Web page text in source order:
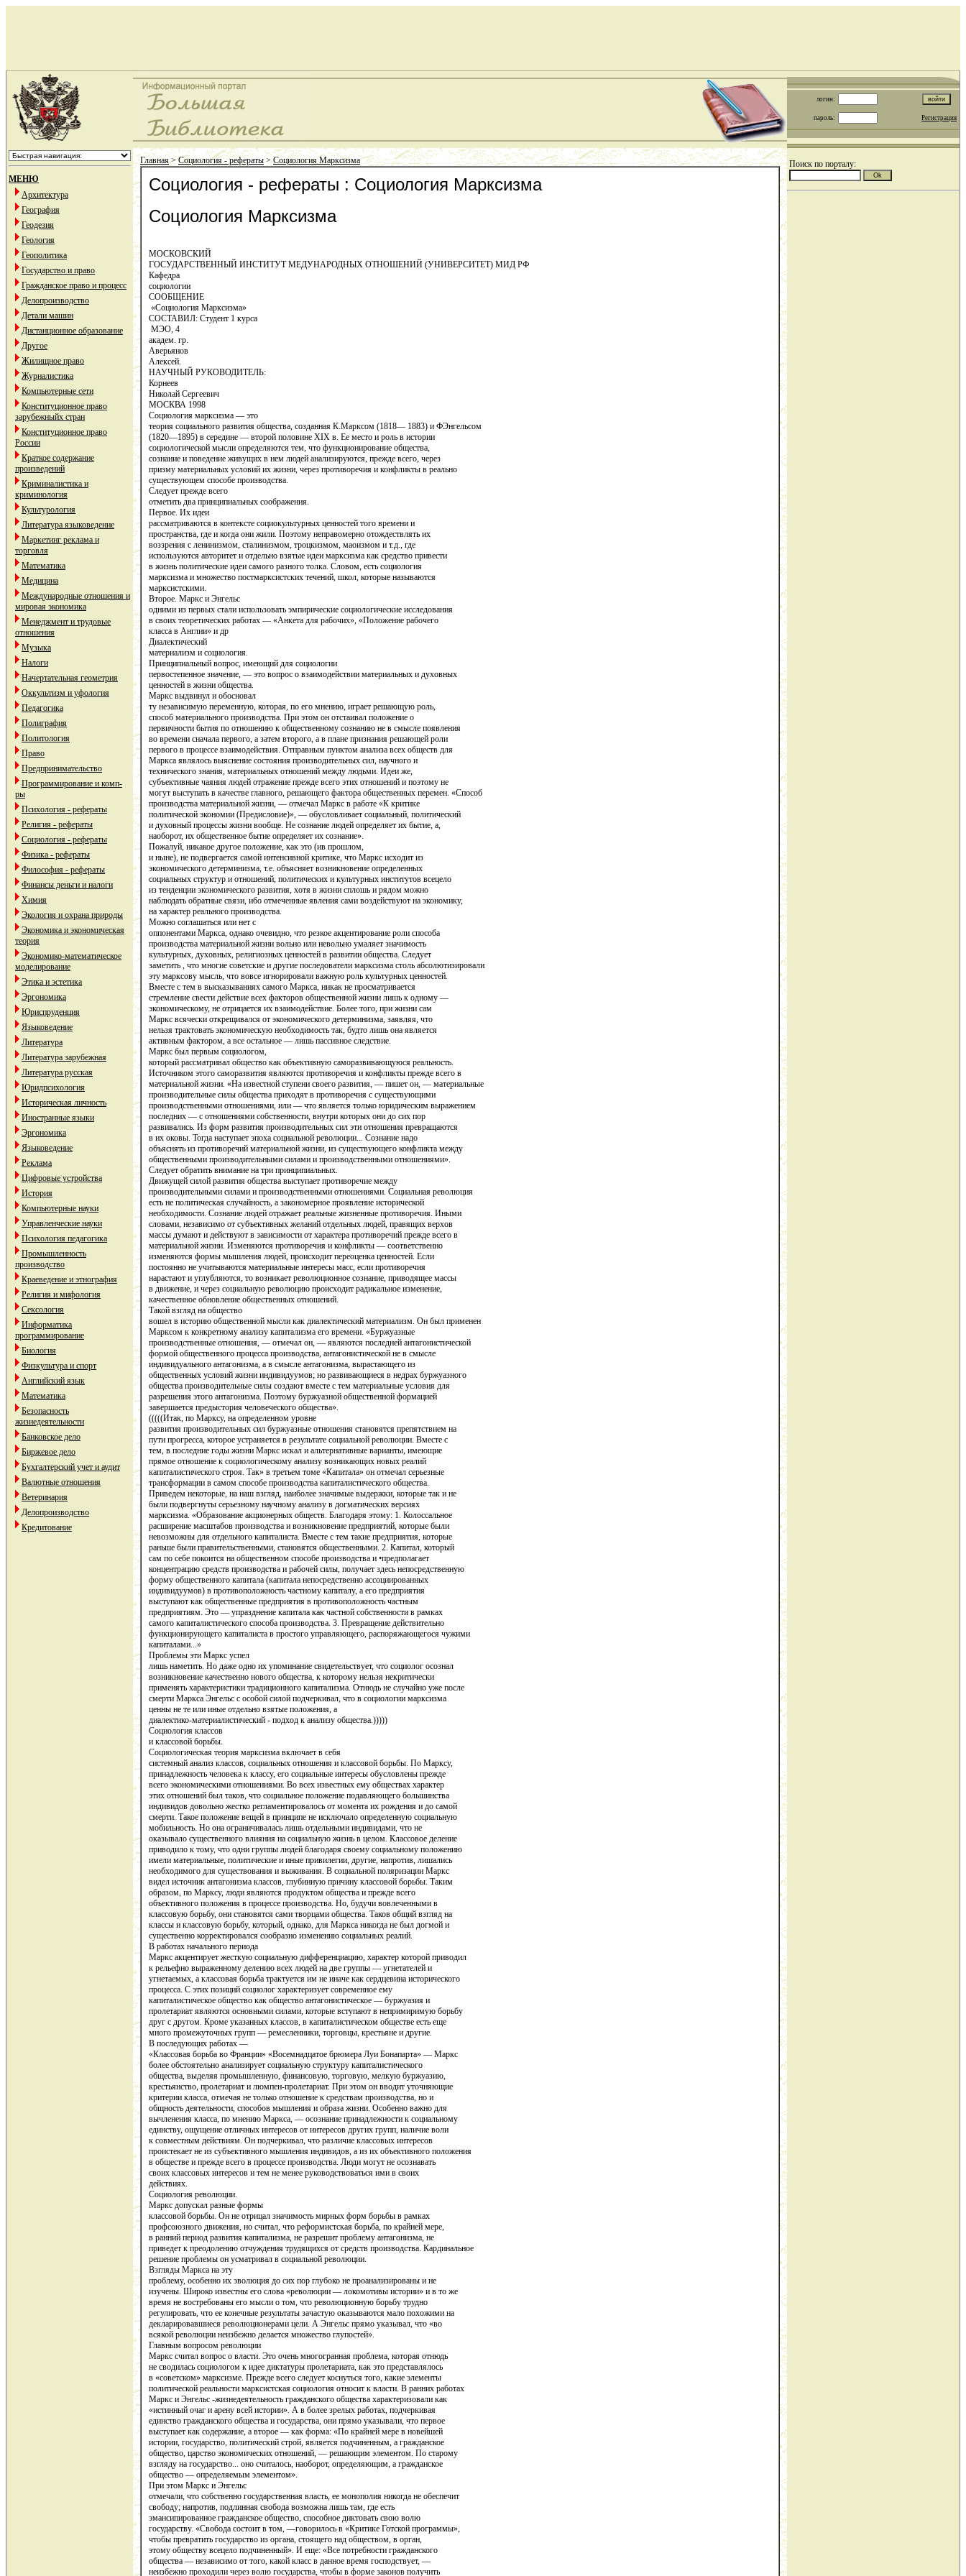
логин:
пароль: Регистрация
МЕНЮ
Архитектура
География
Геодезия
Геология
Геополитика
Государство и право
Гражданское право и процесс
Делопроизводство
Детали машин
Дистанционное образование
Другое
Жилищное право
Журналистика
Компьютерные сети
Конституционное право
зарубежныйх стран
Конституционное право
России
Краткое содержание
произведений
Криминалистика и
криминология
Культурология
Литература языковедение
Маркетинг реклама и
торговля
Математика
Медицина
Международные отношения и
мировая экономика
Менеджмент и трудовые
отношения
Музыка
Налоги
Начертательная геометрия
Оккультизм и уфология
Педагогика
Полиграфия
Политология
Право
Предпринимательство
Программирование и комп-
ры
Психология - рефераты
Религия - рефераты
Социология - рефераты
Физика - рефераты
Философия - рефераты
Финансы деньги и налоги
Химия
Экология и охрана природы
Экономика и экономическая
теория
Экономико-математическое
моделирование
Этика и эстетика
Эргономика
Юриспруденция
Языковедение
Литература
Литература зарубежная
Литература русская
Юридпсихология
Историческая личность
Иностранные языки
Эргономика
Языковедение
Реклама
Цифровые устройства
История
Компьютерные науки
Управленческие науки
Психология педагогика
Промышленность
производство
Краеведение и этнография
Религия и мифология
Сексология
Информатика
программирование
Биология
Физкультура и спорт
Английский язык
Математика
Безопасность
жизнедеятельности
Банковское дело
Биржевое дело
Бухгалтерский учет и аудит
Валютные отношения
Ветеринария
Делопроизводство
Кредитование
Главная>Социология - рефераты>Социология Марксизма
Социология - рефераты : Социология Марксизма
Социология Марксизма
МОСКОВСКИЙ
ГОСУДАРСТВЕННЫЙ ИНСТИТУТ МЕДУНАРОДНЫХ ОТНОШЕНИЙ (УНИВЕРСИТЕТ) МИД РФ
Кафедра
социологии
СООБЩЕНИЕ
«Социология Марксизма»
СОСТАВИЛ: Студент 1 курса
МЭО, 4
академ. гр.
Аверьянов
Алексей.
НАУЧНЫЙ РУКОВОДИТЕЛЬ:
Корнеев
Николай Сергеевич
МОСКВА 1998
Социология марксизма — это
теория социаль­ного развития общества, созданная К.Марксом (1818— 1883) и ФЭнгельсом
(1820—1895) в середине — второй по­ловине XIX в. Ее место и роль в истории
социологической мысли определяются тем, что функционирование обще­ства,
сознание и поведение живущих в нем людей анализируются, прежде всего, через
призму материальных усло­вий их жизни, через противоречия и конфликты в реально
существующем способе производства.
Следует прежде всего
отметить два принципиаль­ных соображения.
Первое. Их идеи
рассматриваются в контексте социокультурных ценностей того времени и
пространства, где и когда они жили. Поэтому неправомерно отождествлять их
воззрения с ленинизмом, сталинизмом, троцкизмом, маоизмом и т.д., где
используются авторитет и отдельно взя­тые идеи марксизма как средство привести
в жизнь полити­ческие идеи самого разного толка. Словом, есть социология
марксизма и множество постмарксистских течений, школ, которые называются
марксистскими.
Второе. Маркс и Энгельс
одними из первых стали ис­пользовать эмпирические социологические исследования
в своих теоретических работах — «Анкета для рабочих», «Положение рабочего
класса в Англии» и др
Диалектический
материализм и социология.
Принципиальный вопрос, имеющий для социологии
первостепенное значение, — это вопрос о взаимодействии материальных и духовных
ценностей в жизни общества.
Маркс выдвинул и обосновал
ту незави­симую переменную, которая, по его мнению, играет реша­ющую роль,
способ материального производства. При этом он отстаивал положение о
первичности бытия по от­ношению к общественному сознанию не в смысле появле­ния
во времени сначала первого, а затем второго, а в пла­не признания решающей роли
первого в процессе взаимо­действия. Отправным пунктом анализа всех обществ для
Маркса являлось выяснение состояния производительных сил, научного и
технического знания, материальных отно­шений между людьми. Идеи же,
субъективные чаяния лю­дей отражение прежде всего этих отношений и поэтому не
могут выступать в качестве главного, решающего фак­тора общественных перемен. «Способ
производства мате­риальной жизни, — отмечал Маркс в работе «К критике
политической экономии (Предисловие)», — обусловлива­ет социальный, политический
и духовный процессы жиз­ни вообще. Не сознание людей определяет их бытие, а,
наоборот, их общественное бытие определяет их созна­ние».
Пожалуй, никакое другое положение, как это (ив про­шлом,
и ныне), не подвергается самой интенсивной крити­ке, что Маркс исходит из
экономического детерминизма, т.е. объясняет возникновение определенных
социальных структур и отношений, политических и культурных инс­титутов всецело
из тенденции экономического развития, хотя в жизни сплошь и рядом можно
наблюдать обратные связи, ибо отмеченные явления сами воздействуют на эко­номику,
на характер реального производства.
Можно соглашаться или нет с
оппонентами Маркса, од­нако очевидно, что резкое акцентирование роли способа
производства материальной жизни вольно или невольно умаляет значимость
культурных, духовных, религиозных ценностей в развитии общества. Следует
заметить , что многие со­ветские и другие последователи марксизма столь абсолю­тизировали
эту марксову мысль, что вовсе игнорировали важную роль культурных ценностей.
Вместе с тем в высказываниях самого Маркса, никак не про­сматривается
стремление свести действие всех факторов общественной жизни лишь к одному —
экономическому, не отрицается их взаимодействие. Более того, при жизни сам
Маркс всячески открещивался от экономического де­терминизма, заявляя, что
нельзя трактовать экономиче­скую необходимость так, будто лишь она является
актив­ным фактором, а все остальное — лишь пассивное следст­вие.
Маркс был первым социологом,
который рассматривал общество как объективную саморазвивающуюся реальность.
Источником этого саморазвития являются противо­речия и конфликты прежде всего в
материальной жизни. «На известной ступени своего развития, — пишет он, — ма­териальные
производительные силы общества приходят в противоречия с существующими
производственными от­ношениями, или — что является только юридическим вы­ражением
последних — с отношениями собственности, внутри которых они до сих пор
развивались. Из форм раз­вития производительных сил эти отношения превращают­ся
в их оковы. Тогда наступает эпоха социальной револю­ции... Сознание надо
объяснять из противоречий матери­альной жизни, из существующего конфликта между
обще­ственными производительными силами и производствен­ными отношениями».
Следует обратить внимание на три принципиальных.
Движущей силой развития общества вы­ступает противоречие между
производительными сила­ми и производственными отношениями. Социальная ре­волюция
есть не политическая случайность, а зако­номерное проявление исторической
необходимости. Со­знание людей отражает реальные жизненные противо­речия. Иными
словами, независимо от субъективных же­ланий отдельных людей, правящих верхов
массы думают и действуют в зависимости от характера противоречий прежде всего в
материальной жизни. Изменяются проти­воречия и конфликты — соответственно
изменяются фор­мы мышления людей, происходит переоценка ценностей. Если
постоянно не учитываются материальные интересы масс, если противоречия
нарастают и углубляются, то воз­никает революционное сознание, приводящее массы
в движение, и через социальную революцию происходит ра­дикальное изменение,
качественное обновление обще­ственных отношений.
Такой взгляд на общество
вошел в историю обществен­ной мысли как диалектический материализм. Он был при­менен
Марксом к конкретному анализу капитализма его времени. «Буржуазные
производственные отно­шения, — отмечал он, — являются последней антагонисти­ческой
формой общественного процесса производства, анта­гонистической не в смысле
индивидуального антагонизма, а в смысле антагонизма, вырастающего из
общественных ус­ловий жизни индивидуумов; но развивающиеся в недрах буржуазного
общества производительные силы создают вместе с тем материальные условия для
разрешения этого антагонизма. Поэтому буржуазной общественной форма­цией
завершается предыстория человеческого общества».
(((((Итак, по Марксу, на определенном уровне
развития производительных сил буржуазные отношения становятся препятствием на
пути прогресса, которое устраняется в результате социальной революции. Вместе с
тем, в по­следние годы жизни Маркс искал и альтернативные вари­анты, имеющие
прямое отношение к социологическому анализу возникающих новых реалий
капиталистического строя. Так» в третьем томе «Капитала» он отмечал серьез­ные
трансформации в самом способе производства капита­листического общества.
Приведем некоторые, на наш взгляд, наиболее значимые выдержки, которые так и не
были подвергнуты серьезному научному анализу в догма­тических версиях
марксизма. «Образование акционерных обществ. Благодаря этому: 1. Колоссальное
расширение масштабов производства и возникновение предприятий, которые были
невозможны для отдельного капиталиста. Вместе с тем такие предприятия, которые
раньше были правительственными, становятся общественными. 2. Ка­питал, который
сам по себе покоится на общественном способе производства и •предполагает
концентрацию средств производства и рабочей силы, получает здесь не­посредственную
форму общественного капитала (капита­ла непосредственно ассоциированных
индивидуумов) в противоположность частному капиталу, а его предприя­тия
выступают как общественные предприятия в противо­положность частным
предприятиям. Это — упразднение капитала как частной собственности в рамках
самого ка­питалистического способа производства. 3. Превращение действительно
функционирующего капиталиста в простого управляющего, распоряжающегося чужими
капиталами...»
Проблемы эти Маркс успел
лишь наметить. Но даже одно их упоминание свидетельствует, что социолог осоз­нал
возникновение качественно нового общества, к кото­рому нельзя некритически
применять характеристики традиционного капитализма. Отнюдь не случайно уже по­сле
смерти Маркса Энгельс с особой силой подчеркивал, что в социологии марксизма
ценны не те или иные отдель­но взятые положения, а
диалектико-материалистический - подход к анализу общества.)))))
Социология классов
и классовой борьбы.
Социологическая теория марксизма включает в себя
системный анализ классов, социальных отношения и классовой борьбы. По Марксу,
принадлежность человека к классу, его социальные интересы обусловлены прежде
всего экономическими отношениями. Во всех из­вестных ему обществах характер
этих отношений был та­ков, что социальное положение подавляющего большинст­ва
индивидов довольно жестко регламентировалось от мо­мента их рождения и до самой
смерти. Такое положение вещей в принципе не исключало определенную социаль­ную
мобильность. Но она ограничивалась лишь отдельны­ми индивидами, что не
оказывало существенного влияния на социальную жизнь в целом. Классовое деление
приво­дило к тому, что одни группы людей благодаря своему со­циальному положению
имели материальные, политиче­ские и иные привилегии, другие, напротив, лишались
не­обходимого для существования и выживания. В социаль­ной поляризации Маркс
видел источник антагонизма классов, глубинную причину классовой борьбы. Таким
об­разом, по Марксу, люди являются продуктом общества и прежде всего
объективного положения в процессе произ­водства. Но, будучи вовлеченными в
классовую борьбу, они становятся сами творцами общества. Таков общий взгляд на
классы и классовую борьбу, который, однако, для Маркса никогда не был догмой и
существенно коррек­тировался сообразно изменению социальных реалий.
В работах начального периода
Маркс акцентирует жест­кую социальную дифференциацию, характер которой приводил
к рельефно выраженному делению всех людей на две группы — угнетателей и
угнетаемых, а классовая борьба трактуется им не иначе как сердцевина историче­ского
процесса. С этих позиций социолог характеризует современное ему
капиталистическое общество как обще­ство антагонистическое — буржуазия и
пролетариат явля­ются основными силами, которые вступают в непримири­мую борьбу
друг с другом. Кроме указанных классов, в ка­питалистическом обществе есть еще
много промежуточных групп — ремесленники, торговцы, крестьяне и другие.
В последующих работах —
«Классовая борьба во Фран­ции» «Восемнадцатое брюмера Луи Бонапарта» — Маркс
более обстоятельно анализирует социальную структуру капиталистического
общества, выделяя промышленную, финансовую, торговую, мелкую буржуазию,
крестьянст­во, пролетариат и люмпен-пролетариат. При этом он вво­дит уточняющие
критерии класса, отмечая не только от­ношение к средствам производства, но и
общность дея­тельности, способов мышления и образа жизни. Особенно важно для
вычленения класса, по мнению Маркса, — осознание принадлежности к социальному
единству, ощу­щение отличных интересов от интересов других групп, на­личие воли
к совместным действиям. Он подчеркивал, что различие классовых интересов
проистекает не из субъек­тивного мышления индивидов, а из их объективного поло­жения
в обществе и прежде всего в процессе производства. Люди могут не осознавать
своих классовых интересов и тем не менее руководствоваться ими в своих
действиях.
Социология революции.
Маркс допускал разные формы
классовой борьбы. Он не отрицал значимость мирных форм борьбы в рамках
профсоюзного движе­ния, но считал, что реформистская борьба, по крайней ме­ре,
в ранний период развития капитализма, не разрешит проблему антагонизма, не
приведет к преодолению от­чуждения трудящихся от средств производства. Карди­нальное
решение проблемы он усматривал в социальной революции.
Взгляды Маркса на эту
проблему, особенно их эволю­ция до сих пор глубоко не проанализированы и не
изуче­ны. Широко известны его слова «революции — локомотивы истории» и в то же
время не востребованы его мысли о том, что революционную борьбу трудно
регулировать, что ее конечные результаты зачастую оказываются мало по­хожими на
декларировавшиеся революционерами цели. А Энгельс прямо указывал, что «во
всякой революции неиз­бежно делается множество глупостей».
Главным вопросом революции
Маркс считал вопрос о власти. Это очень многогранная проблема, которая от­нюдь
не сводилась социологом к идее диктатуры пролета­риата, как это представлялось
в «советском» марксизме. Прежде всего следует коснуться того, какие элементы
политиче­ской реальности марксистская социология относит к вла­сти. В ранних ра­ботах
Маркс и Энгельс -жизнедеятельность гражданского общества характеризовали как
«истинный очаг и арену всей истории». А в более зрелых работах, подчеркивая
единство гражданского общества и государства, они прямо указывали, что первое
выступает как содержание, а вто­рое — как форма: «По крайней мере в новейшей
истории, государство, политический строй, является подчиненным, а гражданское
общество, царство экономических отноше­ний, — решающим элементом. По старому
взгляду на го­сударство... оно считалось, наоборот, определяющим, а гражданское
общество — определяемым элементом».
При этом Маркс и Энгельс
отмечали, что собственно государственная власть, ее монополия никогда не обеспе­чит
свободу; напротив, подлинная свобода возможна лишь там, где есть
эмансипированное гражданское общество, способное диктовать свою волю
государству. «Свобода со­стоит в том, —говорилось в «Критике Готской програм­мы»,
чтобы превратить государство из органа, стоящего над обществом, в орган,
этому обществу всецело подчи­ненный». И еще: «Все потребности гражданского
общества — независимо от того, какой класс в данное время господствует, —
неизбежно проходили через волю государства, чтобы в форме законов получить
Поиск по порталу: